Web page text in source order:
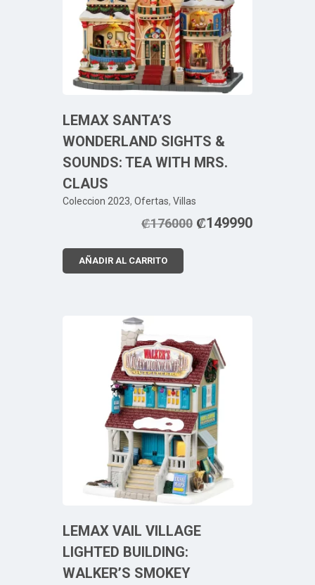
LEMAX SANTA’S
WONDERLAND SIGHTS &
SOUNDS: TEA WITH MRS.
CLAUS
Coleccion 2023, Ofertas, Villas
₡176000 ₡149990
AÑADIR AL CARRITO
LEMAX VAIL VILLAGE
LIGHTED BUILDING:
WALKER’S SMOKEY